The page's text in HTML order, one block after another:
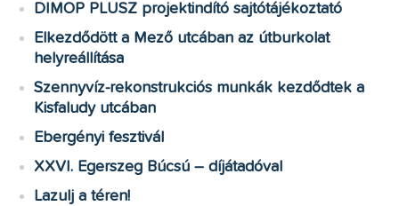
DIMOP PLUSZ projektindító sajtótájékoztató
Elkezdődött a Mező utcában az útburkolat
helyreállítása
Szennyvíz-rekonstrukciós munkák kezdődtek a
Kisfaludy utcában
Ebergényi fesztivál
XXVI. Egerszeg Búcsú – díjátadóval
Lazulj a téren!